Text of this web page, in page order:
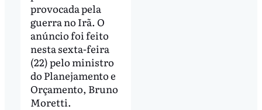
provocada pela
guerra no Irã. O
anúncio foi feito
nesta sexta-feira
(22) pelo ministro
do Planejamento e
Orçamento, Bruno
Moretti.